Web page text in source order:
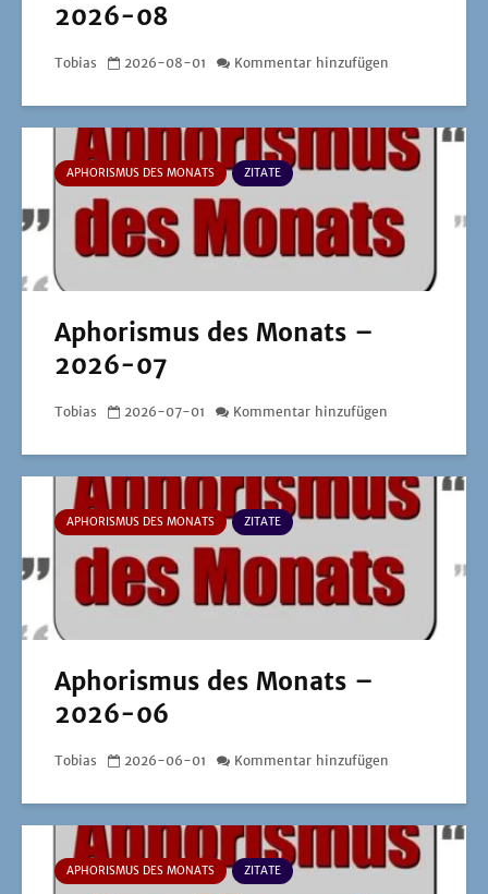
2026-08
Tobias 2026-08-01 Kommentar hinzufügen
APHORISMUS DES MONATS ZITATE
Aphorismus des Monats –
2026-07
Tobias 2026-07-01 Kommentar hinzufügen
APHORISMUS DES MONATS ZITATE
Aphorismus des Monats –
2026-06
Tobias 2026-06-01 Kommentar hinzufügen
APHORISMUS DES MONATS ZITATE